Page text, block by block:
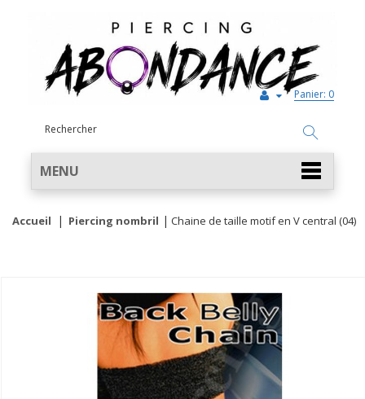
Panier: 0
MENU
Accueil Piercing nombril Chaine de taille motif en V central (04)